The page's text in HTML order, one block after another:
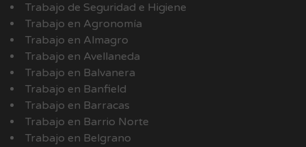
Trabajo de Seguridad e Higiene
Trabajo en Agronomía
Trabajo en Almagro
Trabajo en Avellaneda
Trabajo en Balvanera
Trabajo en Banfield
Trabajo en Barracas
Trabajo en Barrio Norte
Trabajo en Belgrano